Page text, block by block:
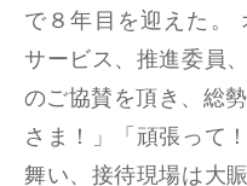
で８年目を迎えた。
サービス、推進委員
のご協賛を頂き、総
さま！」「頑張って
舞い、接待現場は大